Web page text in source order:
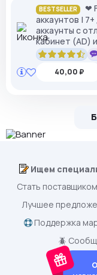
BESTSELLER
❤
аккаунтов |
аккаунты с
кабинет (AD)
40,00 ₽
Ищем
Стать поставщиком
Лучшее
Поддержка
🪲